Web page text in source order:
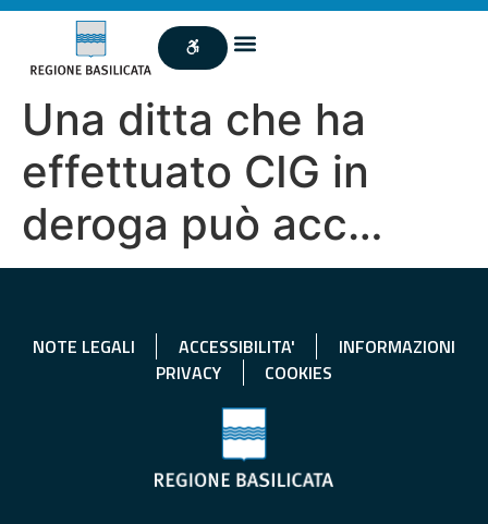
Una ditta che ha
effettuato CIG in
deroga può acc…
NOTE LEGALI ACCESSIBILITA'
INFORMAZIONI
PRIVACY
COOKIES